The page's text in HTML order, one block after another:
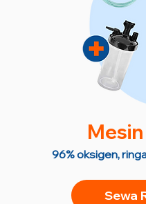
M
96% oksigen,
Sewa